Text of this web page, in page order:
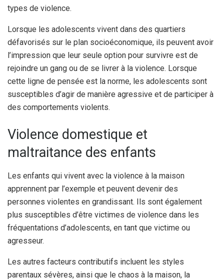
types de violence.
Lorsque les adolescents vivent dans des quartiers
défavorisés sur le plan socioéconomique, ils peuvent avoir
l’impression que leur seule option pour survivre est de
rejoindre un gang ou de se livrer à la violence. Lorsque
cette ligne de pensée est la norme, les adolescents sont
susceptibles d’agir de manière agressive et de participer à
des comportements violents.
Violence domestique et
maltraitance des enfants
Les enfants qui vivent avec la violence à la maison
apprennent par l’exemple et peuvent devenir des
personnes violentes en grandissant. Ils sont également
plus susceptibles d’être victimes de violence dans les
fréquentations d’adolescents, en tant que victime ou
agresseur.
Les autres facteurs contributifs incluent les styles
parentaux sévères, ainsi que le chaos à la maison, la